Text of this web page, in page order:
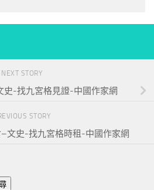
NEXT STORY
史-找九宮格見證-中國作家網
STORY
–文史-找九宮格時租-中國作家網